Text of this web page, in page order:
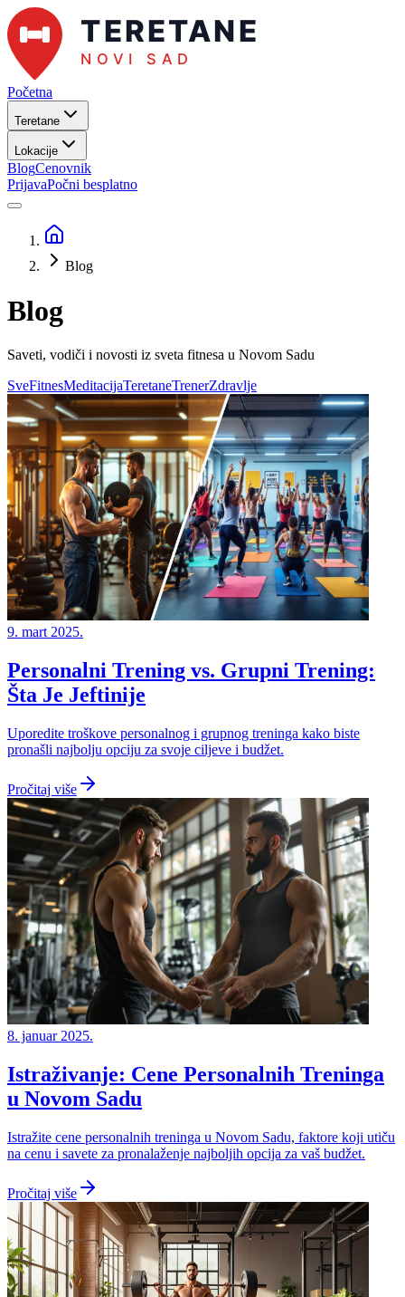
Početna
Teretane
Lokacije
BlogCenovnik
PrijavaPočni besplatno
Blog
Blog
Saveti, vodiči i novosti iz sveta fitnesa u Novom Sadu
SveFitnesMeditacijaTeretaneTrenerZdravlje
9. mart 2025.
Personalni Trening vs. Grupni Trening:
Šta Je Jeftinije
Uporedite troškove personalnog i grupnog treninga kako biste
pronašli najbolju opciju za svoje ciljeve i budžet.
Pročitaj više
8. januar 2025.
Istraživanje: Cene Personalnih Treninga
u Novom Sadu
Istražite cene personalnih treninga u Novom Sadu, faktore koji utiču
na cenu i savete za pronalaženje najboljih opcija za vaš budžet.
Pročitaj više